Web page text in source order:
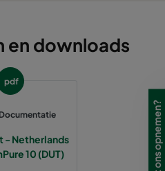
en downloads
pdf
- Netherlands
10 (DUT)